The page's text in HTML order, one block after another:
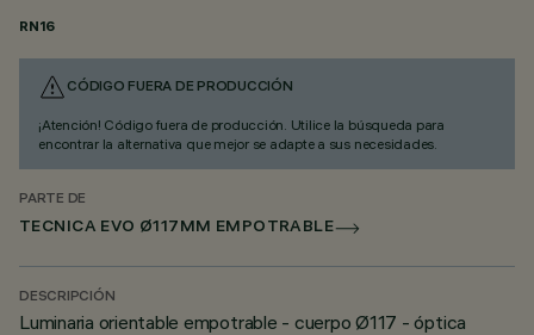
RN16
CÓDIGO FUERA DE PRODUCCIÓN
¡Atención! Código fuera de producción. Utilice la búsqueda para
encontrar la alternativa que mejor se adapte a sus necesidades.
PARTE DE
TECNICA EVO Ø117MM EMPOTRABLE
DESCRIPCIÓN
Luminaria orientable empotrable - cuerpo Ø117 - óptica